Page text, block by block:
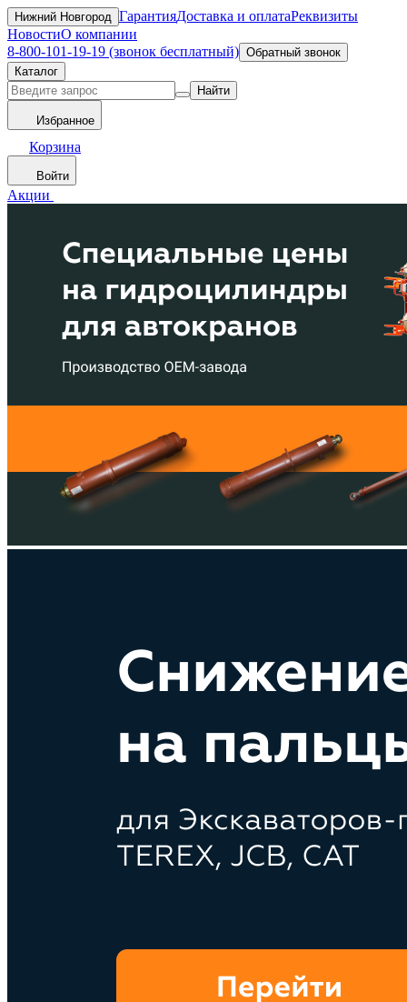
Нижний Новгород ГарантияДоставка и оплатаРеквизиты
НовостиО компании
8-800-101-19-19 (звонок бесплатный) Обратный звонок
Каталог
Найти
Избранное
Корзина
Войти
Акции